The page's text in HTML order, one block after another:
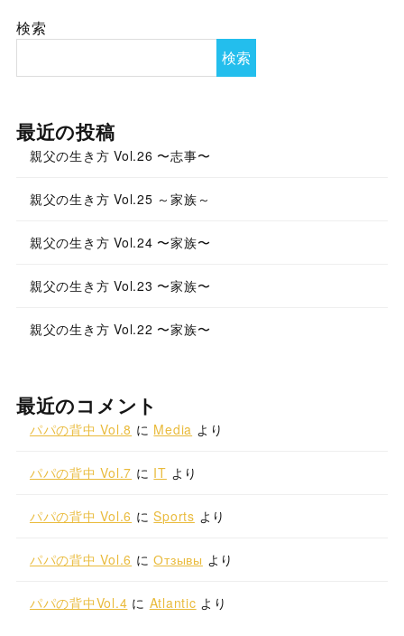
検索
検索
最近の投稿
親父の生き方 Vol.26 〜志事〜
親父の生き方 Vol.25 ～家族～
親父の生き方 Vol.24 〜家族〜
親父の生き方 Vol.23 〜家族〜
親父の生き方 Vol.22 〜家族〜
最近のコメント
パパの背中 Vol.8 に Media より
パパの背中 Vol.7 に IT より
パパの背中 Vol.6 にSports より
パパの背中 Vol.6 にОтзывы より
パパの背中Vol.4 に Atlantic より